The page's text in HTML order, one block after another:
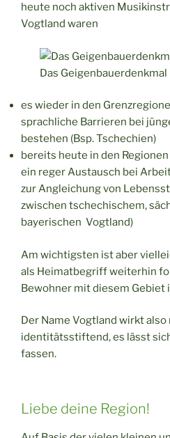
heute noch aktiven
Vogtland waren
Das
es wieder in den
sprachliche Barrieren bei
bestehen (Bsp. Tschechien)
bereits heute in den
ein reger Austausch bei
zur Angleichung von
zwischen tschechischem,
bayerischen Vogtland)
Am wichtigsten ist aber
als Heimatbegriff weiterhin
Bewohner mit diesem Gebiet
Der Name Vogtland wirkt
identitätsstiftend, es lässt
fassen.
Liebe deine Region!